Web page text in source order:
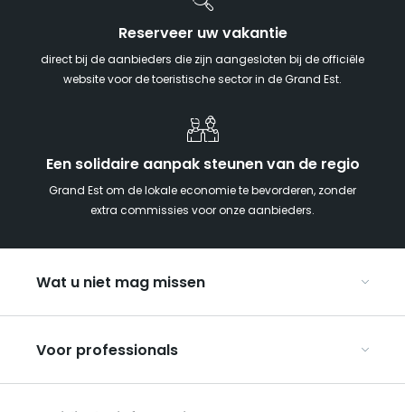
Reserveer uw vakantie
direct bij de aanbieders die zijn aangesloten bij de officiële
website voor de toeristische sector in de Grand Est.
Een solidaire aanpak steunen van de regio
Grand Est om de lokale economie te bevorderen, zonder
extra commissies voor onze aanbieders.
Wat u niet mag missen
Met z’n tweeën
Kerst in Oost-Frankrijk
Voor professionals